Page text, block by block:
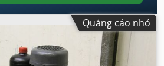
Quảng cáo nhỏ